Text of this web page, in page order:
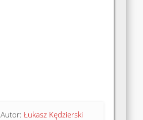
Autor:Łukasz Kędzierski